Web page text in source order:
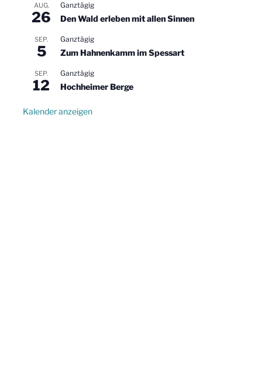
AUG.
26
Ganztägig
Den Wald erleben mit allen Sinnen
SEP.
5
Ganztägig
Zum Hahnenkamm im Spessart
SEP.
12
Ganztägig
Hochheimer Berge
Kalender anzeigen